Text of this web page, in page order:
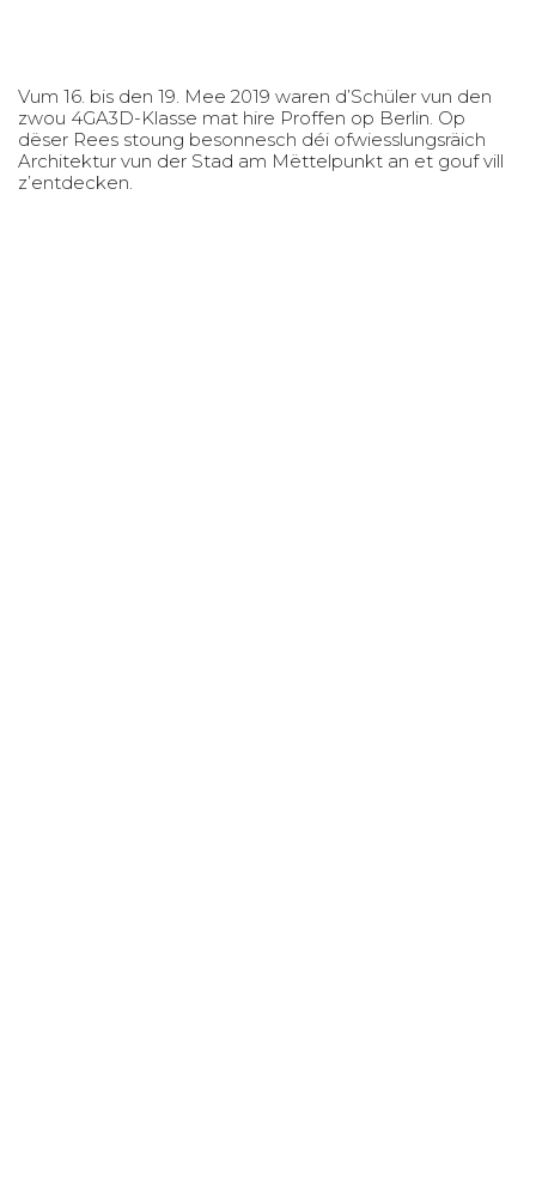
Vum 16. bis den 19. Mee 2019 waren d’Schüler vun den
zwou 4GA3D-Klasse mat hire Proffen op Berlin. Op
dëser Rees stoung besonnesch déi ofwiesslungsräich
Architektur vun der Stad am Mëttelpunkt an et gouf vill
z’entdecken.